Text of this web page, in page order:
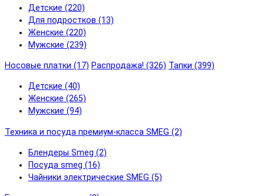
Детские (220)
Для подростков (13)
Женские (220)
Мужские (239)
Носовые платки (17) Распродажа! (326) Тапки (399)
Детские (40)
Женские (265)
Мужские (94)
Техника и посуда премиум-класса SMEG (2)
Блендеры Smeg (2)
Посуда smeg (16)
Чайники электрические SMEG (5)